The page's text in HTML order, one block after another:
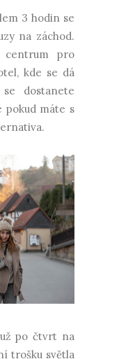
3 hodin se
na záchod.
pro
kde se dá
dostanete
pokud máte s
po čtvrt na
trošku světla